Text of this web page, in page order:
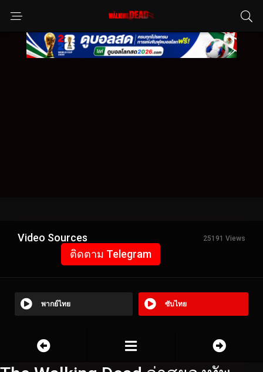
Video Sources 25191 Views
ติดตาม Telegram
พากย์ไทย ซับไทย